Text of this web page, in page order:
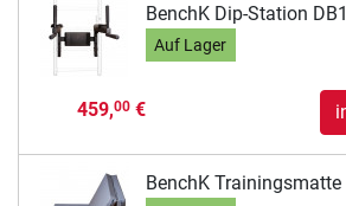
BenchK Dip-Station DB1
Auf Lager
459,00€
BenchK Trainingsmatte